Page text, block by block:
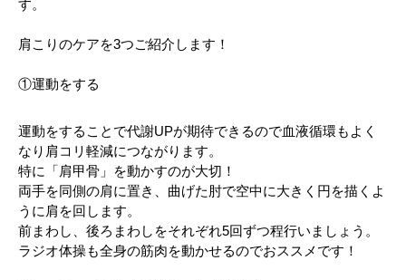
す。
肩こりのケアを3つご紹介します！
①運動をする
運動をすることで代謝UPが期待できるので血液循環もよく
なり肩コリ軽減につながります。
特に「肩甲骨」を動かすのが大切！
両手を同側の肩に置き、曲げた肘で空中に大きく円を描くよ
うに肩を回します。
前まわし、後ろまわしをそれぞれ5回ずつ程行いましょう。
ラジオ体操も全身の筋肉を動かせるのでおススメです！